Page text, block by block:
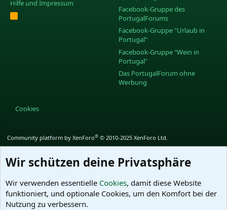
Hilfe und Impressum
R
S
Facebook-Gruppe des
PortugalForums
Facebook-Gruppe "Urlaub in
Portugal"
Facebook-Gruppe "Wein in
Portugal"
Das PortugalForum ohne
Werbung
Cookies
Community platform by XenForo® © 2010-2025 XenForo Ltd.
Wir schützen deine Privatsphäre
Wir verwenden essentielle Cookies, damit diese Website
funktioniert, und optionale Cookies, um den Komfort bei der
Nutzung zu verbessern.